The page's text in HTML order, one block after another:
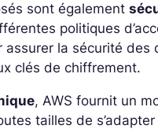
sont également
politiques
assurer la sécurité
clés de chiffrement.
, AWS fournit un
tailles de